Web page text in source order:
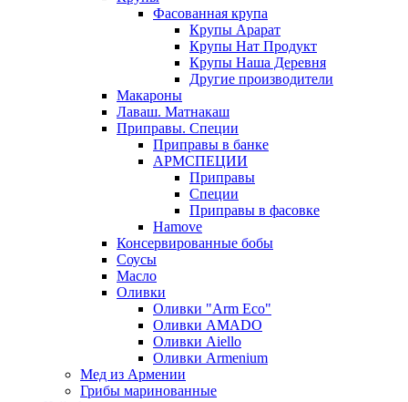
Фасованная крупа
Крупы Арарат
Крупы Нат Продукт
Крупы Наша Деревня
Другие производители
Макароны
Лаваш. Матнакаш
Приправы. Специи
Приправы в банке
АРМСПЕЦИИ
Приправы
Специи
Приправы в фасовке
Hamove
Консервированные бобы
Соусы
Масло
Оливки
Оливки "Arm Eco"
Оливки AMADO
Оливки Aiello
Оливки Armenium
Мед из Армении
Грибы маринованные